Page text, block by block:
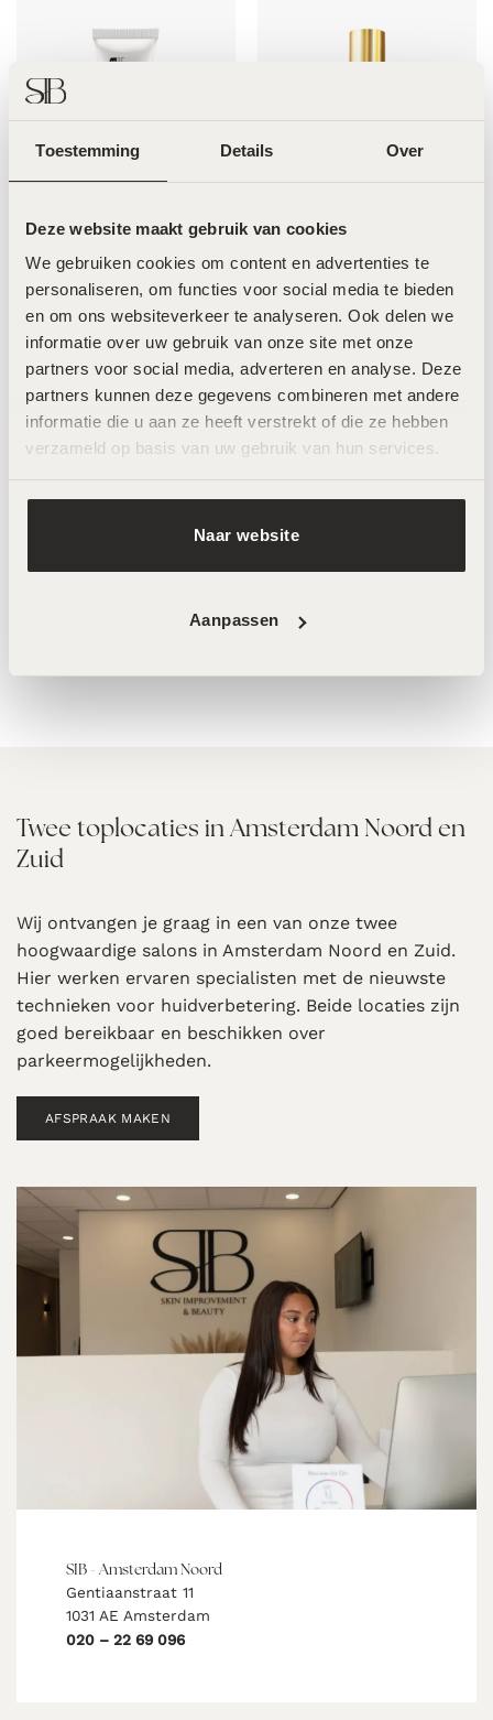
Toestemming Details Over
Deze website maakt gebruik van cookies
We gebruiken cookies om content en advertenties te
personaliseren, om functies voor social media te bieden
en om ons websiteverkeer te analyseren. Ook delen we
informatie over uw gebruik van onze site met onze
partners voor social media, adverteren en analyse. Deze
partners kunnen deze gegevens combineren met andere
informatie die u aan ze heeft verstrekt of die ze hebben
verzameld op basis van uw gebruik van hun services.
Naar website
Aanpassen
pHformula Dermabrasion –
50ml
59,00
LABAREAU The Rich Cream –
50ml
LABAREAU The Day Formula
Roquebrun Gradual Tan
Twee toplocaties in Amsterdam Noord en
Zuid
Wij ontvangen je graag in een van onze twee
hoogwaardige salons in Amsterdam Noord en Zuid.
Hier werken ervaren specialisten met de nieuwste
technieken voor huidverbetering. Beide locaties zijn
goed bereikbaar en beschikken over
parkeermogelijkheden.
AFSPRAAK MAKEN
SIB - Amsterdam Noord
Gentiaanstraat 11
1031 AE Amsterdam
020 – 22 69 096